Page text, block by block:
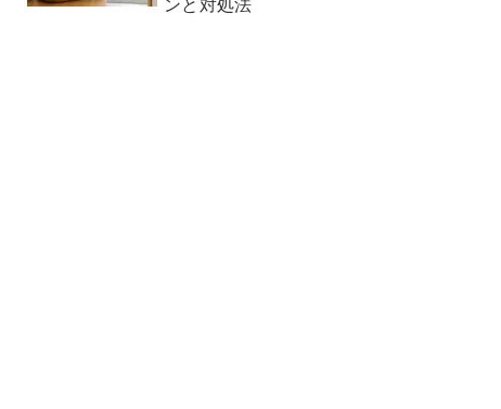
ンと対処法